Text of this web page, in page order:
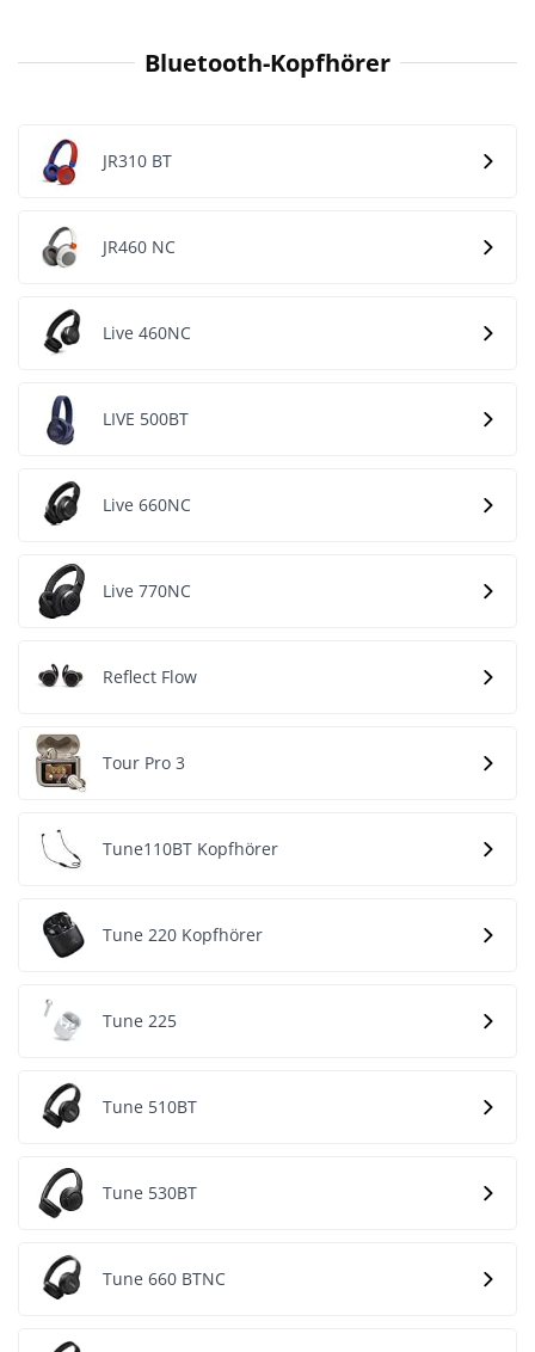
Bluetooth-Kopfhörer
JR310 BT
JR460 NC
Live 460NC
LIVE 500BT
Live 660NC
Live 770NC
Reflect Flow
Tour Pro 3
Tune110BT Kopfhörer
Tune 220 Kopfhörer
Tune 225
Tune 510BT
Tune 530BT
Tune 660 BTNC